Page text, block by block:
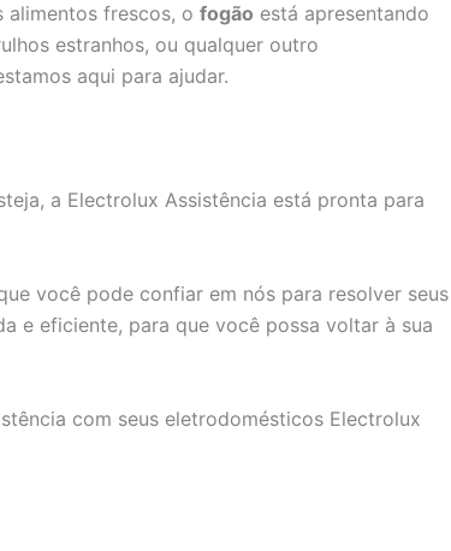
alimentos frescos, o fogão está apresentando
estranhos, ou qualquer outro
aqui para ajudar.
a Electrolux Assistência está pronta para
você pode confiar em nós para resolver seus
e eficiente, para que você possa voltar à sua
com seus eletrodomésticos Electrolux